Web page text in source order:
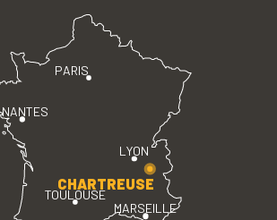
PARIS
LYON
TOULOUSE
MARSEILLE
NANTES
CHARTREUSE